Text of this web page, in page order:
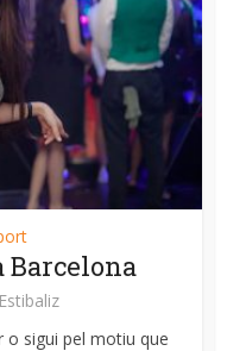
Barcelona
Estibaliz
o sigui pel motiu que